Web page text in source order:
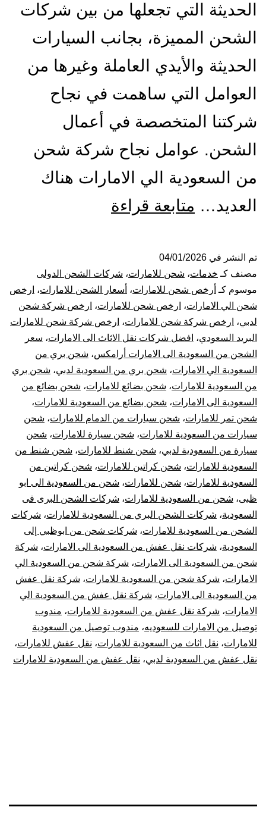
الحديثة التي تجعلها من بين شركات
الشحن المميزة، بجانب السيارات
الحديثة والأيدي العاملة وغيرها من
العوامل التي ساهمت في نجاح
شركتنا المتخصصة في أعمال
الشحن. عوامل نجاح شركة شحن
من السعودية الي الامارات هناك
العديد… متابعة قراءة
السعودية
الي
الامارات
|
أفضل
شركات
نقل
العفش
من
السعودية
للامارات
تم النشر في 04/01/2026
مصنف كـ خدمات، شحن للامارات، شركات الشحن الدولى
موسوم كـ أرخص شحن للامارات، أسعار الشحن للامارات، ارخص
شحن الي الامارات، ارخص شحن للامارات، ارخص شركة شحن
لدبي، ارخص شركة شحن للامارات، ارخص شركة شحن للامارات
البريد السعودي، افضل شركات نقل الاثاث الى الامارات، سعر
الشحن من السعودية الى الامارات أرامكس، شحن بري من
السعودية الي الامارات، شحن بري من السعودية لدبي، شحن بري
من السعودية للامارات، شحن بضائع للامارات، شحن بضائع من
السعودية الى الامارات، شحن بضائع من السعودية للامارات،
شحن تمر للامارات، شحن سيارات من الدمام للامارات، شحن
سيارات من السعودية للامارات، شحن سيارة للامارات، شحن
سيارة من السعودية لدبي، شحن شنط للامارات، شحن شنط من
السعودية للامارات، شحن كراتين للامارات، شحن كراتين من
السعودية للامارات، شحن للامارات، شحن من السعودية الى ابو
ظبى، شحن من السعودية للامارات، شركات الشحن البرى فى
السعودية، شركات الشحن البري من السعودية للامارات، شركات
الشحن من السعودية للامارات، شركات شحن من ابوظبي إلى
السعودية، شركات نقل عفش من السعودية الى الامارات، شركة
شحن من السعودية الى الامارات، شركة شحن من السعودية الي
الامارات، شركة شحن من السعودية للامارات، شركة نقل عفش
من السعودية الى الامارات، شركة نقل عفش من السعودية الي
الامارات، شركة نقل عفش من السعودية للامارات، مندوب
توصيل من الامارات للسعوديه، مندوب توصيل من السعودية
للامارات، نقل اثاث من السعودية للامارات، نقل عفش للامارات،
نقل عفش من السعودية لدبي، نقل عفش من السعودية للامارات